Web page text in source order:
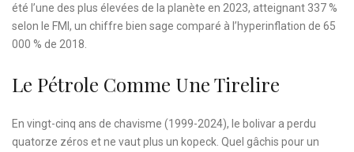
été l’une des plus élevées de la planète en 2023, atteignant 337 %
selon le FMI, un chiffre bien sage comparé à l’hyperinflation de 65
000 % de 2018.
Le Pétrole Comme Une Tirelire
En vingt-cinq ans de chavisme (1999-2024), le bolivar a perdu
quatorze zéros et ne vaut plus un kopeck. Quel gâchis pour un